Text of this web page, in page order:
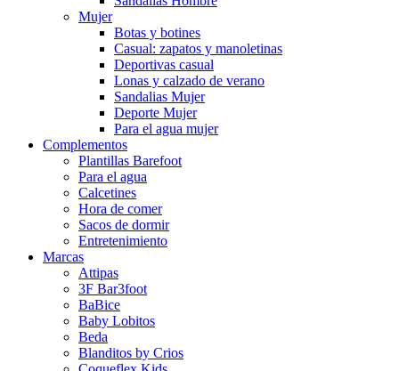
Mujer
Botas y botines
Casual: zapatos y manoletinas
Deportivas casual
Lonas y calzado de verano
Sandalias Mujer
Deporte Mujer
Para el agua mujer
Complementos
Plantillas Barefoot
Para el agua
Calcetines
Hora de comer
Sacos de dormir
Entretenimiento
Marcas
Attipas
3F Bar3foot
BaBice
Baby Lobitos
Beda
Blanditos by Crios